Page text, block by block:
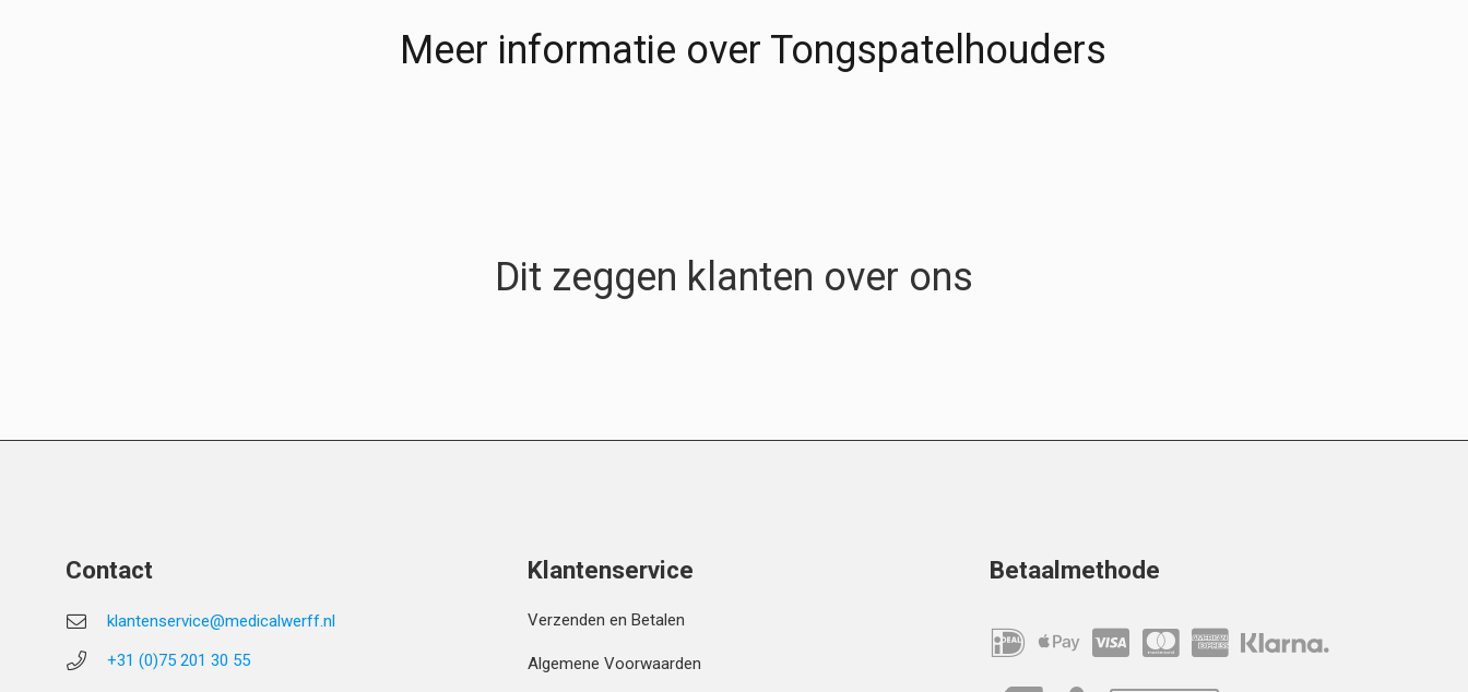
Meer informatie over Tongspatelhouders
Dit zeggen klanten over ons
Contact
klantenservice@medicalwerff.nl
+31 (0)75 201 30 55
Klantenservice
Verzenden en Betalen
Algemene Voorwaarden
Betaalmethode